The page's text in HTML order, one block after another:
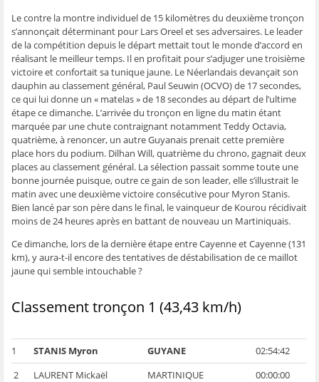
n
u
n
e
n
o
u
v
l
l
f
e
n
ê
t
r
e
)
s
n
e
n
o
u
v
e
l
l
e
f
e
n
ê
t
r
e
)
n
s
u
n
e
n
o
u
v
e
l
l
e
f
e
n
ê
t
r
e
n
n
o
u
v
e
l
l
e
f
e
n
ê
t
r
e
)
e
a
n
s
u
n
e
n
o
u
v
l
l
e
f
e
n
ê
r
e
)
Le contre la montre individuel de 15 kilomètres du deuxième tronçon
s’annonçait déterminant pour Lars Oreel et ses adversaires. Le leader
de la compétition depuis le départ mettait tout le monde d’accord en
réalisant le meilleur temps. Il en profitait pour s’adjuger une troisième
victoire et confortait sa tunique jaune. Le Néerlandais devançait son
dauphin au classement général, Paul Seuwin (OCVO) de 17 secondes,
ce qui lui donne un « matelas » de 18 secondes au départ de l’ultime
étape ce dimanche. L’arrivée du tronçon en ligne du matin étant
marquée par une chute contraignant notamment Teddy Octavia,
quatrième, à renoncer, un autre Guyanais prenait cette première
place hors du podium. Dilhan Will, quatrième du chrono, gagnait deux
places au classement général. La sélection passait somme toute une
bonne journée puisque, outre ce gain de son leader, elle s’illustrait le
matin avec une deuxième victoire consécutive pour Myron Stanis.
Bien lancé par son père dans le final, le vainqueur de Kourou récidivait
moins de 24 heures après en battant de nouveau un Martiniquais.
Ce dimanche, lors de la dernière étape entre Cayenne et Cayenne (131
km), y aura-t-il encore des tentatives de déstabilisation de ce maillot
jaune qui semble intouchable ?
Classement tronçon 1 (43,43 km/h)
1 STANIS Myron GUYANE
02:54:42
2
LAURENT Mickaël MARTINIQUE
00:00:00